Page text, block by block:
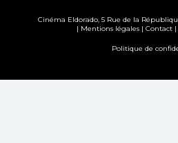
Cinéma Eldorado, 5 Rue de la
| Mentions légales| Contact|
Politique de